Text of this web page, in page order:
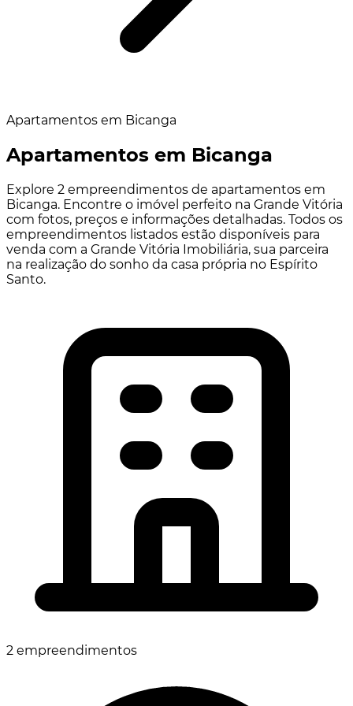
Apartamentos em Bicanga
Apartamentos em Bicanga
Explore 2 empreendimentos de apartamentos em
Bicanga. Encontre o imóvel perfeito na Grande Vitória
com fotos, preços e informações detalhadas. Todos os
empreendimentos listados estão disponíveis para
venda com a Grande Vitória Imobiliária, sua parceira
na realização do sonho da casa própria no Espírito
Santo.
2 empreendimentos